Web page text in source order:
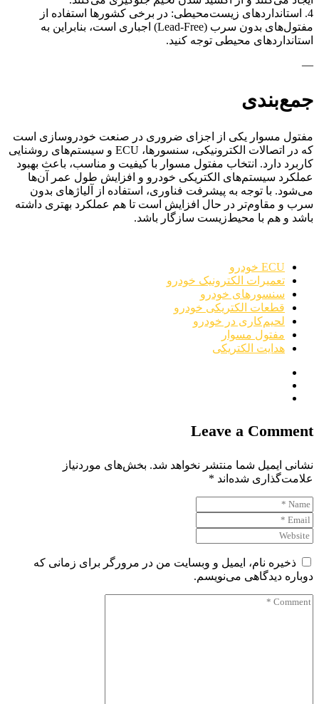
4. استانداردهای زیست‌محیطی: در برخی کشورها استفاده از
مفتول‌های بدون سرب (Lead-Free) اجباری است، بنابراین به
استانداردهای محیطی توجه کنید.
—
جمع‌بندی
مفتول مسوار یکی از اجزای ضروری در صنعت خودروسازی است
که در اتصالات الکترونیکی، سنسورها، ECU و سیستم‌های روشنایی
کاربرد دارد. انتخاب مفتول مسوار با کیفیت و مناسب، باعث بهبود
عملکرد سیستم‌های الکتریکی خودرو و افزایش طول عمر آن‌ها
می‌شود. با توجه به پیشرفت فناوری، استفاده از آلیاژهای بدون
سرب و مقاوم‌تر در حال افزایش است تا هم عملکرد بهتری داشته
باشد و هم با محیط‌زیست سازگار باشد.
ECU خودرو
تعمیرات الکترونیک خودرو
سنسورهای خودرو
قطعات الکتریکی خودرو
لحیم‌کاری در خودرو
مفتول مسوار
هدایت الکتریکی
Leave a Comment
نشانی ایمیل شما منتشر نخواهد شد. بخش‌های موردنیاز
علامت‌گذاری شده‌اند *
ذخیره نام، ایمیل و وبسایت من در مرورگر برای زمانی که
دوباره دیدگاهی می‌نویسم.